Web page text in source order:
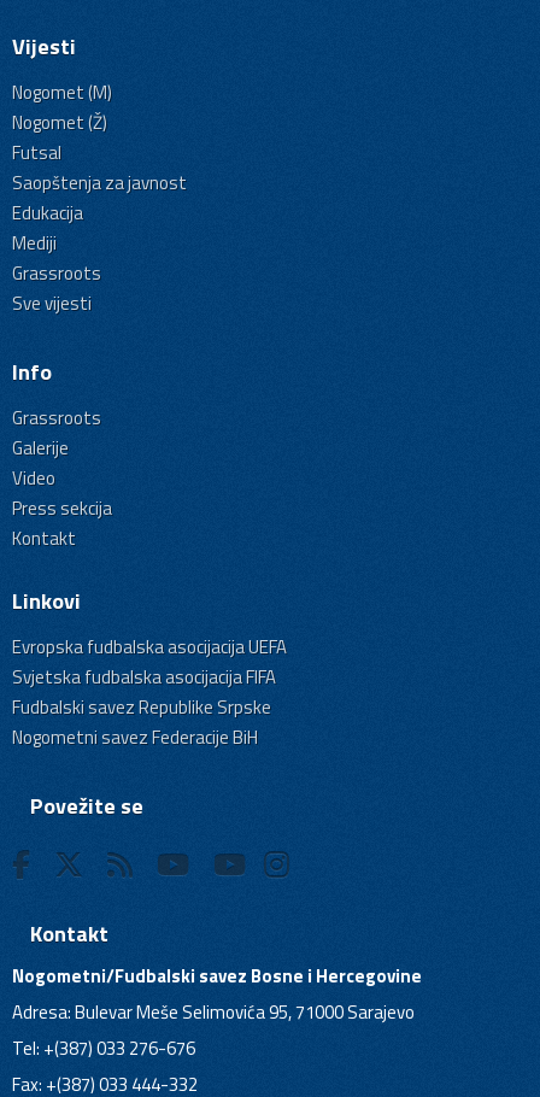
Vijesti
Nogomet (M)
Nogomet (Ž)
Futsal
Saopštenja za javnost
Edukacija
Mediji
Grassroots
Sve vijesti
Info
Grassroots
Galerije
Video
Press sekcija
Kontakt
Linkovi
Evropska fudbalska asocijacija UEFA
Svjetska fudbalska asocijacija FIFA
Fudbalski savez Republike Srpske
Nogometni savez Federacije BiH
Povežite se
Kontakt
Nogometni/Fudbalski savez Bosne i Hercegovine
Adresa: Bulevar Meše Selimovića 95, 71000 Sarajevo
Tel: +(387) 033 276-676
Fax: +(387) 033 444-332